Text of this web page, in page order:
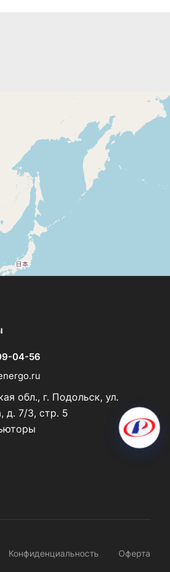
04-56
обл., г. Подольск, ул.
д. 7/3, стр. 5
Конфиденциальность Оферта